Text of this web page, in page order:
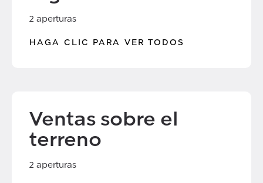
2 aperturas
HAGA CLIC PARA VER TODOS
Ventas sobre el
terreno
2 aperturas